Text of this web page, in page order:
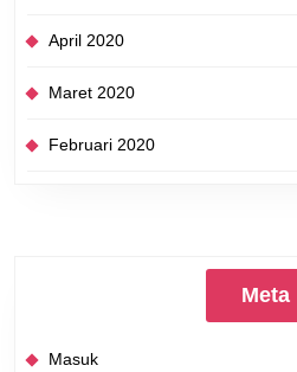
April 2020
Maret 2020
Februari 2020
Meta
Masuk